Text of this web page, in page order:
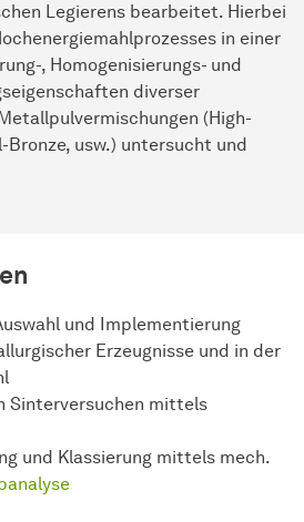
Legierens bearbeitet. Hierbei
in einer
, Homogenisierungs- und
diverser
(High-
usw.) untersucht und
und Implementierung
Erzeugnisse und in der
Sinterversuchen mittels
und Klassierung mittels mech.